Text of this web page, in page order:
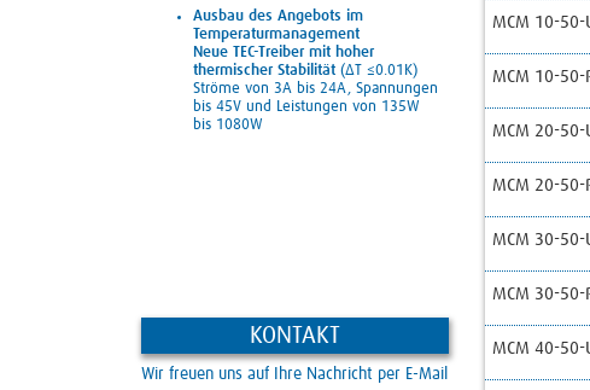
MCM 10-50-
MCM 10-50-
MCM 20-50-
MCM 20-50-
MCM 30-50-
MCM 30-50-
MCM 40-50-
Ausbau des Angebots im
Temperaturmanagement
Neue TEC-Treiber mit hoher
thermischer Stabilität (ΔT ≤0.01K)
Ströme von 3A bis 24A, Spannungen
bis 45V und Leistungen von 135W
bis 1080W
KONTAKT
Wir freuen uns auf Ihre Nachricht per E-Mail